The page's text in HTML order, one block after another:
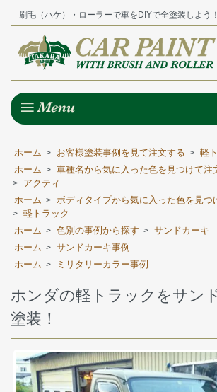
刷毛（ハケ）・ローラーで車をDIYで全塗装しよう！
ホーム > お客様塗装事例を見て注文する > 軽
ホーム > 車種名から気に入った色を見つけて注
>
アクティ
ホーム > ボディタイプから気に入った色を見つ
> 軽トラック
ホーム > 色別の事例から探す > サンドカーキ
ホーム > サンドカーキ事例
ホーム > ミリタリーカラー事例
ホンダの軽トラックをサン
塗装！